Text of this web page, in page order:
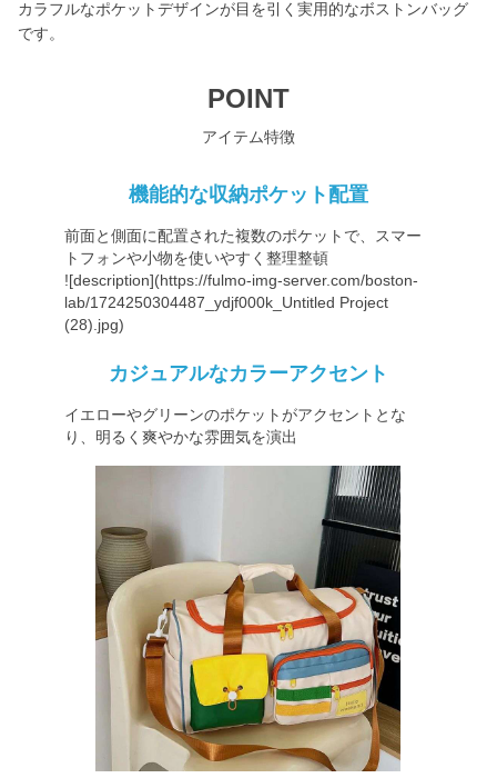
カラフルなポケットデザインが目を引く実用的なボストンバッグ
です。
POINT
アイテム特徴
機能的な収納ポケット配置
前面と側面に配置された複数のポケットで、スマー
トフォンや小物を使いやすく整理整頓
![description](https://fulmo-img-server.com/boston-
lab/1724250304487_ydjf000k_Untitled Project
(28).jpg)
カジュアルなカラーアクセント
イエローやグリーンのポケットがアクセントとな
り、明るく爽やかな雰囲気を演出